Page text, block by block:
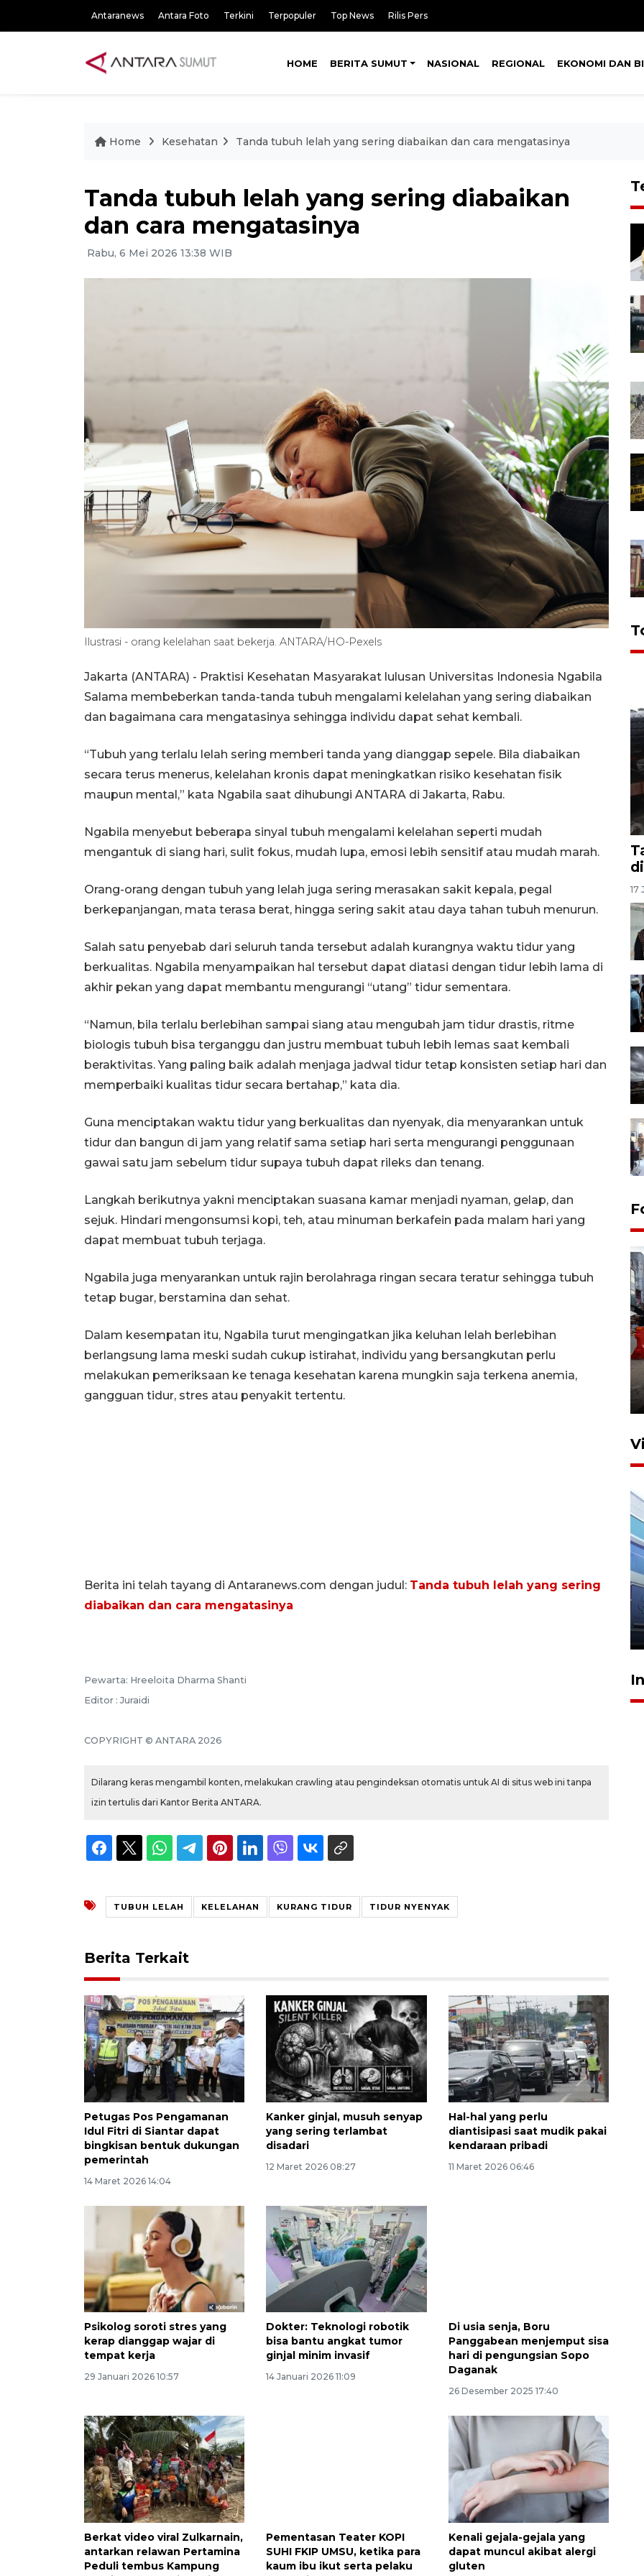
Antaranews Antara Foto Terkini Terpopuler Top News Rilis Pers
HOME BERITA SUMUT NASIONAL REGIONAL EKONOMI DAN
Home Kesehatan Tanda tubuh lelah yang sering diabaikan dan cara mengatasinya
Tanda tubuh lelah yang sering diabaikan
dan cara mengatasinya
Rabu, 6 Mei 2026 13:38 WIB
Ilustrasi - orang kelelahan saat bekerja. ANTARA/HO-Pexels
Jakarta (ANTARA) - Praktisi Kesehatan Masyarakat lulusan Universitas Indonesia Ngabila
Salama membeberkan tanda-tanda tubuh mengalami kelelahan yang sering diabaikan
dan bagaimana cara mengatasinya sehingga individu dapat sehat kembali.
“Tubuh yang terlalu lelah sering memberi tanda yang dianggap sepele. Bila diabaikan
secara terus menerus, kelelahan kronis dapat meningkatkan risiko kesehatan fisik
maupun mental,” kata Ngabila saat dihubungi ANTARA di Jakarta, Rabu.
Ngabila menyebut beberapa sinyal tubuh mengalami kelelahan seperti mudah
mengantuk di siang hari, sulit fokus, mudah lupa, emosi lebih sensitif atau mudah marah.
Orang-orang dengan tubuh yang lelah juga sering merasakan sakit kepala, pegal
berkepanjangan, mata terasa berat, hingga sering sakit atau daya tahan tubuh menurun.
Salah satu penyebab dari seluruh tanda tersebut adalah kurangnya waktu tidur yang
berkualitas. Ngabila menyampaikan hal tersebut dapat diatasi dengan tidur lebih lama di
akhir pekan yang dapat membantu mengurangi “utang” tidur sementara.
“Namun, bila terlalu berlebihan sampai siang atau mengubah jam tidur drastis, ritme
biologis tubuh bisa terganggu dan justru membuat tubuh lebih lemas saat kembali
beraktivitas. Yang paling baik adalah menjaga jadwal tidur tetap konsisten setiap hari dan
memperbaiki kualitas tidur secara bertahap,” kata dia.
Guna menciptakan waktu tidur yang berkualitas dan nyenyak, dia menyarankan untuk
tidur dan bangun di jam yang relatif sama setiap hari serta mengurangi penggunaan
gawai satu jam sebelum tidur supaya tubuh dapat rileks dan tenang.
Langkah berikutnya yakni menciptakan suasana kamar menjadi nyaman, gelap, dan
sejuk. Hindari mengonsumsi kopi, teh, atau minuman berkafein pada malam hari yang
dapat membuat tubuh terjaga.
Ngabila juga menyarankan untuk rajin berolahraga ringan secara teratur sehingga tubuh
tetap bugar, berstamina dan sehat.
Dalam kesempatan itu, Ngabila turut mengingatkan jika keluhan lelah berlebihan
berlangsung lama meski sudah cukup istirahat, individu yang bersangkutan perlu
melakukan pemeriksaan ke tenaga kesehatan karena mungkin saja terkena anemia,
gangguan tidur, stres atau penyakit tertentu.
Berita ini telah tayang di Antaranews.com dengan judul: Tanda tubuh lelah yang sering
diabaikan dan cara mengatasinya
Pewarta: Hreeloita Dharma Shanti
Editor : Juraidi
COPYRIGHT © ANTARA 2026
Dilarang keras mengambil konten, melakukan crawling atau pengindeksan otomatis untuk AI di situs web ini tanpa
izin tertulis dari Kantor Berita ANTARA.
TUBUH LELAH KELELAHAN KURANG TIDUR TIDUR NYENYAK
Berita Terkait
Petugas Pos Pengamanan
Idul Fitri di Siantar dapat
bingkisan bentuk dukungan
pemerintah
14 Maret 2026 14:04
Kanker ginjal, musuh senyap
yang sering terlambat
disadari
12 Maret 2026 08:27
Hal-hal yang perlu
diantisipasi saat mudik pakai
kendaraan pribadi
11 Maret 2026 06:46
Psikolog soroti stres yang
kerap dianggap wajar di
tempat kerja
29 Januari 2026 10:57
Dokter: Teknologi robotik
bisa bantu angkat tumor
ginjal minim invasif
14 Januari 2026 11:09
Di usia senja, Boru
Panggabean menjemput sisa
hari di pengungsian Sopo
Daganak
26 Desember 2025 17:40
Berkat video viral Zulkarnain,
antarkan relawan Pertamina
Peduli tembus Kampung
Pementasan Teater KOPI
SUHI FKIP UMSU, ketika para
kaum ibu ikut serta pelaku
Kenali gejala-gejala yang
dapat muncul akibat alergi
gluten
17
Pelaporan SPT Tahunan di
Sumut
IDAI perkuat kompetensi
dokter tangani penyakit
Ekspedisi Rupiah Berdaulat
2026 sambangi Papua